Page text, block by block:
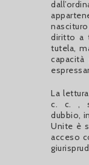
diritto a
tutela,
La
c. c. ,
dubbio,
Unite è
acceso